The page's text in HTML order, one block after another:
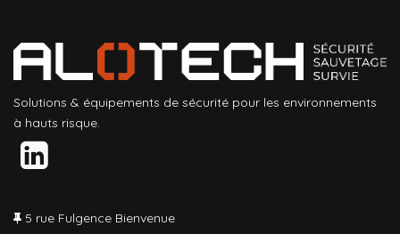
Solutions & équipements de sécurité pour les environnements
à hauts risque.
5 rue Fulgence Bienvenue